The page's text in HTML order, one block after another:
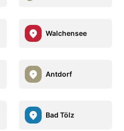
Walchensee
Antdorf
Bad Tölz